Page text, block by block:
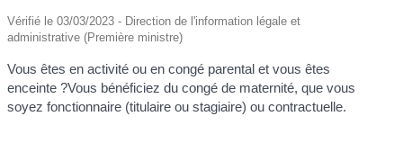
Vérifié le 03/03/2023 - Direction de l'information légale et
administrative (Première ministre)
Vous êtes en activité ou en congé parental et vous êtes
enceinte ?Vous bénéficiez du congé de maternité, que vous
soyez fonctionnaire (titulaire ou stagiaire) ou contractuelle.